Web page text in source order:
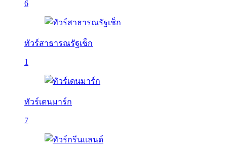
6
ทัวร์สาธารณรัฐเช็ก
1
ทัวร์เดนมาร์ก
7